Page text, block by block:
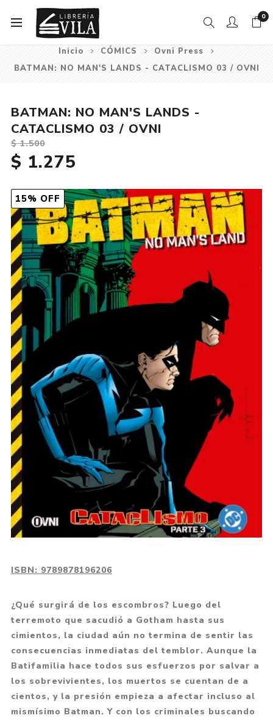
0
Inicio CÓMICS
Ovni Press
BATMAN: NO MAN'S LANDS - CATACLISMO 03 / OVNI
15% OFF
BATMAN: NO MAN'S LANDS -
CATACLISMO 03 / OVNI
$ 1.500
$ 1.275
ISBN: 9789878196206
¿Qué surgirá de los escombros? Luego del
terremoto que sacudió a Gotham hasta sus
cimientos, la ciudad aún no termina de sentir las
consecuencias inmediatas del temblor. Aunque la
Batifamilia hace todos sus esfuerzos por salvar a
los sobrevivientes, los muertos se cuentan de a
cientos, y la presión empieza a afectar incluso al
mismísimo Batman. Y con los criminales buscando